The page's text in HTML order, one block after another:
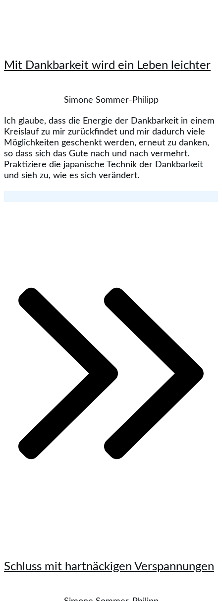
Mit Dankbarkeit wird ein Leben leichter
Simone Sommer-Philipp
Ich glaube, dass die Energie der Dankbarkeit in einem
Kreislauf zu mir zurückfindet und mir dadurch viele
Möglichkeiten geschenkt werden, erneut zu danken,
so dass sich das Gute nach und nach vermehrt.
Praktiziere die japanische Technik der Dankbarkeit
und sieh zu, wie es sich verändert.
Schluss mit hartnäckigen Verspannungen